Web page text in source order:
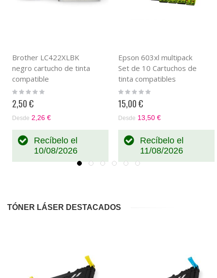
Brother LC422XLBK
negro cartucho de tinta
compatible
Rating:
2,50 €
Desde 2,26 €
Recíbelo el
10/08/2026
Epson 603xl multipack
Set de 10 Cartuchos de
tinta compatibles
Rating:
15,00 €
Desde 13,50 €
Recíbelo el
11/08/2026
TÓNER LÁSER DESTACADOS